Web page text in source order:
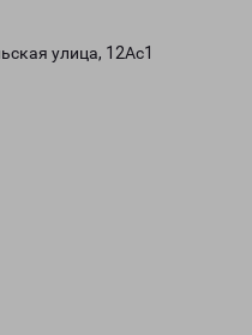
улица, 12Ас1